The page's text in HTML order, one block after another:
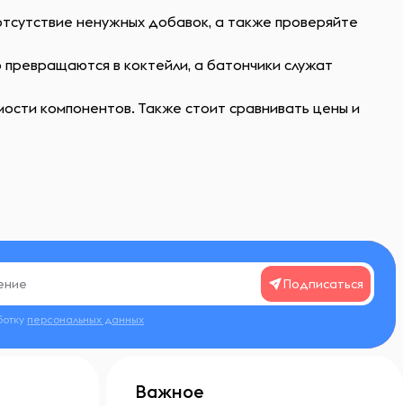
ненужных добавок, а также проверяйте
в коктейли, а батончики служат
компонентов. Также стоит сравнивать цены и
Подписаться
персональных данных
Важное